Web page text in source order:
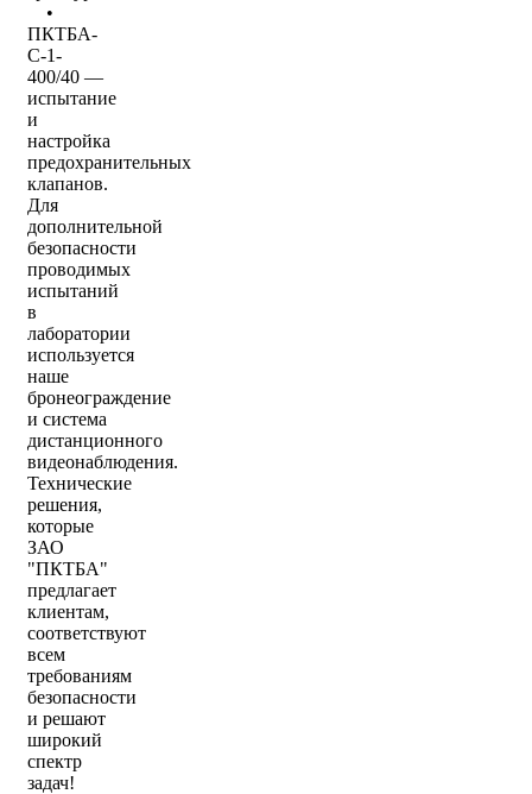
•
ПКТБА-
С-1-
400/40 —
испытание
и
настройка
предохранительных
клапанов.
Для
дополнительной
безопасности
проводимых
испытаний
в
лаборатории
используется
наше
бронеограждение
и система
дистанционного
видеонаблюдения.
Технические
решения,
которые
ЗАО
"ПКТБА"
предлагает
клиентам,
соответствуют
всем
требованиям
безопасности
и решают
широкий
спектр
задач!